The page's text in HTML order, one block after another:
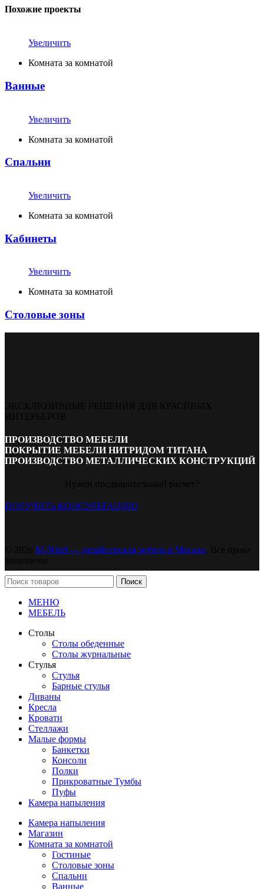
Похожие проекты
Увеличить
Комната за комнатой
Ванные
Увеличить
Комната за комнатой
Спальни
Увеличить
Комната за комнатой
Кабинеты
Увеличить
Комната за комнатой
Столовые зоны
ПРОИЗВОДСТВО МЕБЕЛИ
ПОКРЫТИЕ МЕБЕЛИ НИТРИДОМ ТИТАНА
ПРОИЗВОДСТВО МЕТАЛЛИЧЕСКИХ КОНСТРУКЦИЙ
ПОЛУЧИТЬ КОНСУЛЬТАЦИЮ
M-Nikel — дизайнерская мебель в Москве
Поиск
МЕНЮ
МЕБЕЛЬ
Столы
Столы обеденные
Столы журнальные
Стулья
Стулья
Барные стулья
Диваны
Кресла
Кровати
Стеллажи
Малые формы
Банкетки
Консоли
Полки
Прикроватные Тумбы
Пуфы
Камера напыления
Камера напыления
Магазин
Комната за комнатой
Гостиные
Столовые зоны
Спальни
Ванные